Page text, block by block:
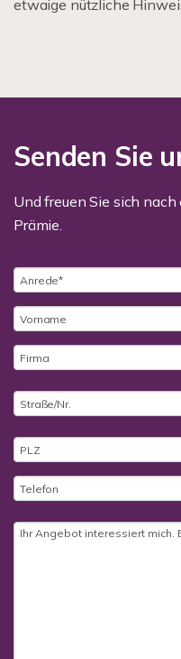
etwaige nützliche
Senden Sie
Und freuen Sie sich
Prämie.